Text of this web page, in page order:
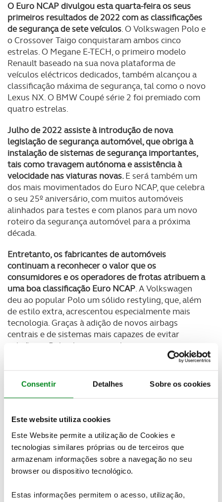
Consentir Detalhes Sobre os cookies
Este website utiliza cookies
Este Website permite a utilização de Cookies e
tecnologias similares próprias ou de terceiros que
armazenam informações sobre a navegação no seu
browser ou dispositivo tecnológico.
Estas informações permitem o acesso, utilização,
O Euro NCAP divulgou esta quarta-feira os seus
primeiros resultados de 2022 com as classificações
de segurança de sete veículos. O Volkswagen Polo e
o Crossover Taigo conquistaram ambos cinco
estrelas. O Megane E-TECH, o primeiro modelo
Renault baseado na sua nova plataforma de
veículos eléctricos dedicados, também alcançou a
classificação máxima de segurança, tal como o novo
Lexus NX. O BMW Coupé série 2 foi premiado com
quatro estrelas.
Julho de 2022 assiste à introdução de nova
legislação de segurança automóvel, que obriga à
instalação de sistemas de segurança importantes,
tais como travagem autónoma e assistência à
velocidade nas viaturas novas.E será também um
dos mais movimentados do Euro NCAP, que celebra
o seu 25º aniversário, com muitos automóveis
alinhados para testes e com planos para um novo
roteiro da segurança automóvel para a próxima
década.
Entretanto, os fabricantes de automóveis
continuam a reconhecer o valor que os
consumidores e os operadores de frotas atribuem a
uma boa classificação Euro NCAP. A Volkswagen
deu ao popular Polo um sólido restyling, que, além
de estilo extra, acrescentou especialmente mais
tecnologia. Graças à adição de novos airbags
centrais e de sistemas mais capazes de evitar
colisões, o Polo abriu o caminho para uma
O Lexus NX, disponível como normal e híbrido plug-
in, partilha a mesma plataforma que o RAV4 da sua
empresa-mãe Toyota. Enquanto o carro teve um
para se qualificar para 5 estrelas, os engenheiros da
Lexus não forneceram toda a informação técnica
normalmente partilhada com a Euro NCAP,
deixando uma impressão descuidada que é atípica
para uma marca Toyota.
Liderando a ofensiva automóvel eléctrica da